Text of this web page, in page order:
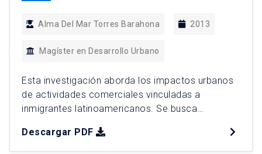
Alma Del Mar Torres Barahona 2013
Magíster en Desarrollo Urbano
Esta investigación aborda los impactos urbanos
de actividades comerciales vinculadas a
inmigrantes latinoamericanos. Se busca
por estos extranjeros impacta en el territorio,
interpretando la magnitud del fenómeno y sus
Descargar PDF